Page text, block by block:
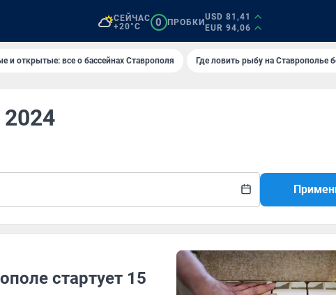
СЕЙЧАС
+20°C
0 ПРОБКИ
USD 81,41
EUR 94,06
и открытые: все о бассейнах Ставрополя Где ловить рыбу на Ставрополье
стартует 15